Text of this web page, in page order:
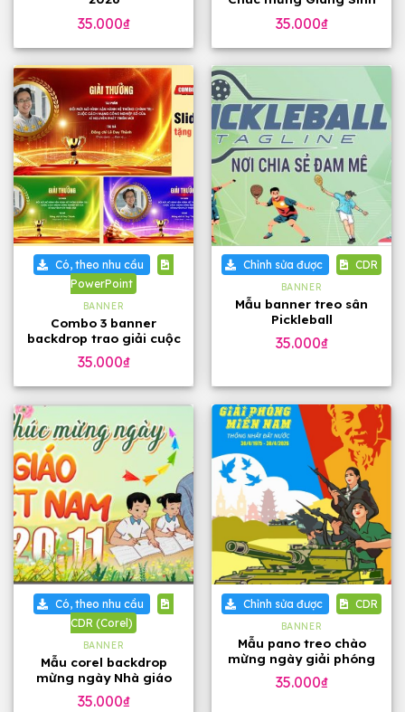
35.000₫ 35.000₫
Có, theo nhu cầu
PowerPoint
BANNER
Combo 3 banner
backdrop trao giải cuộc
thi bản PowerPoint
35.000₫
Chỉnh sửa được CDR
BANNER
Mẫu banner treo sân
Pickleball
35.000₫
Có, theo nhu cầu
CDR (Corel)
BANNER
Mẫu corel backdrop
mừng ngày Nhà giáo
Việt Nam 20-11
35.000₫
Chỉnh sửa được CDR
BANNER
Mẫu pano treo chào
mừng ngày giải phóng
miền Nam 30-4
35.000₫